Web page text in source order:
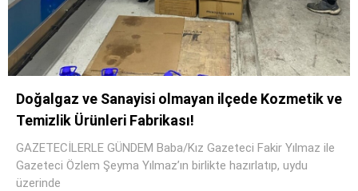
Doğalgaz ve Sanayisi olmayan ilçede Kozmetik ve
Temizlik Ürünleri Fabrikası!
GAZETECİLERLE GÜNDEM Baba/Kız Gazeteci Fakir Yılmaz ile
Gazeteci Özlem Şeyma Yılmaz’ın birlikte hazırlatıp, uydu
üzerinde